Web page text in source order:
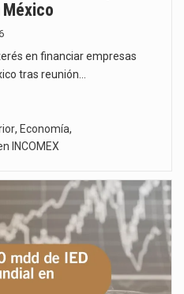
en financiar empresas
tras reunión…
, Economía,
INCOMEX